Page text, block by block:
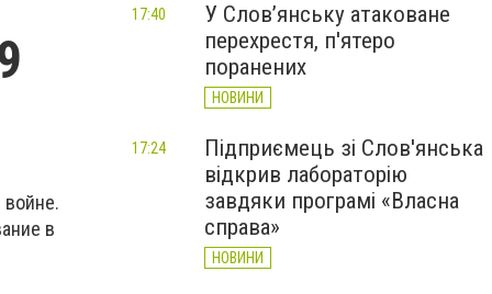
в
У Слов’янську атаковане
перехрестя, п'ятеро
поранених
НОВИНИ
17:40
Підприємець зі Слов'янська
відкрив лабораторію
завдяки програмі «Власна
справа»
НОВИНИ
17:24